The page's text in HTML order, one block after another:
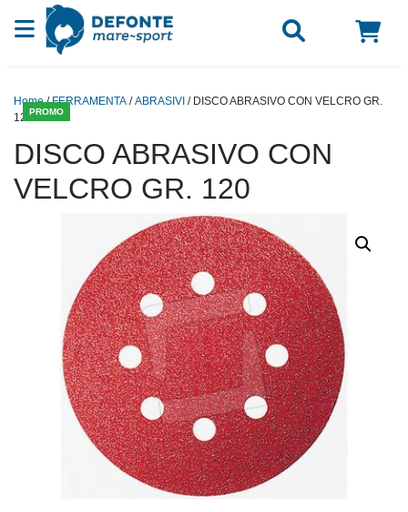
Vai al contenuto
PROMO
Home/FERRAMENTA /ABRASIVI / DISCO ABRASIVO CON VELCRO GR.
120
DISCO ABRASIVO CON
VELCRO GR. 120